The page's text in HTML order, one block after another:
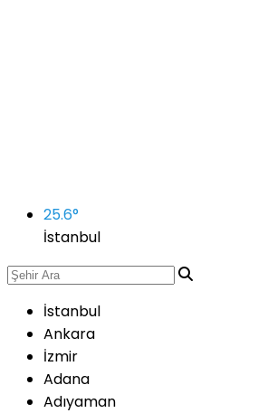
25.6°
İstanbul
İstanbul
Ankara
İzmir
Adana
Adıyaman